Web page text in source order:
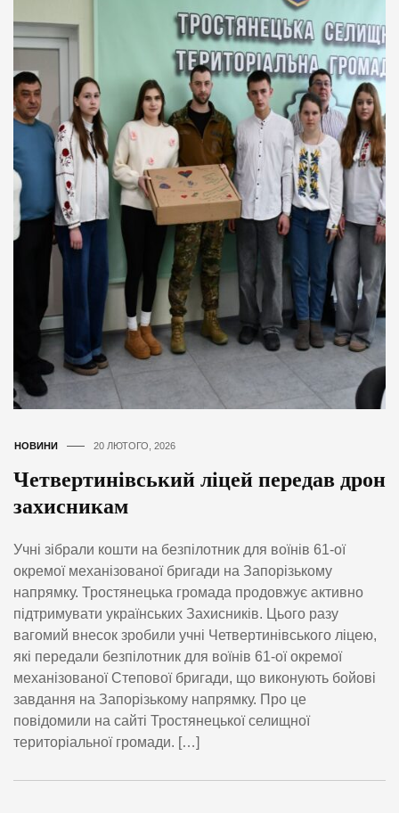
НОВИНИ 20 ЛЮТОГО, 2026
Четвертинівський ліцей передав дрон
захисникам
Учні зібрали кошти на безпілотник для воїнів 61-ої
окремої механізованої бригади на Запорізькому
напрямку. Тростянецька громада продовжує активно
підтримувати українських Захисників. Цього разу
вагомий внесок зробили учні Четвертинівського ліцею,
які передали безпілотник для воїнів 61-ої окремої
механізованої Степової бригади, що виконують бойові
завдання на Запорізькому напрямку. Про це
повідомили на сайті Тростянецької селищної
територіальної громади. […]